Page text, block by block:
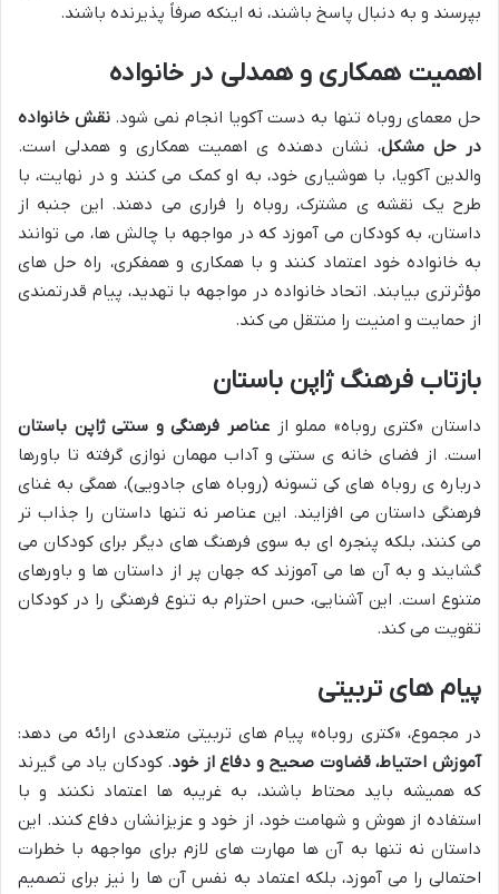
بپرسند و به دنبال پاسخ باشند، نه اینکه صرفاً پذیرنده باشند.
اهمیت همکاری و همدلی در خانواده
حل معمای روباه تنها به دست آکویا انجام نمی شود.نقش خانواده
در حل مشکل، نشان دهنده ی اهمیت همکاری و همدلی است.
والدین آکویا، با هوشیاری خود، به او کمک می کنند و در نهایت، با
طرح یک نقشه ی مشترک، روباه را فراری می دهند. این جنبه از
داستان، به کودکان می آموزد که در مواجهه با چالش ها، می توانند
به خانواده خود اعتماد کنند و با همکاری و همفکری، راه حل های
مؤثرتری بیابند. اتحاد خانواده در مواجهه با تهدید، پیام قدرتمندی
از حمایت و امنیت را منتقل می کند.
بازتاب فرهنگ ژاپن باستان
داستان «کتری روباه» مملو از عناصر فرهنگی و سنتی ژاپن باستان
است. از فضای خانه ی سنتی و آداب مهمان نوازی گرفته تا باورها
درباره ی روباه های کی تسونه (روباه های جادویی)، همگی به غنای
فرهنگی داستان می افزایند. این عناصر نه تنها داستان را جذاب تر
می کنند، بلکه پنجره ای به سوی فرهنگ های دیگر برای کودکان می
گشایند و به آن ها می آموزند که جهان پر از داستان ها و باورهای
متنوع است. این آشنایی، حس احترام به تنوع فرهنگی را در کودکان
تقویت می کند.
پیام های تربیتی
در مجموع، «کتری روباه» پیام های تربیتی متعددی ارائه می دهد:
آموزش احتیاط، قضاوت صحیح و دفاع از خود. کودکان یاد می گیرند
که همیشه باید محتاط باشند، به غریبه ها اعتماد نکنند و با
استفاده از هوش و شهامت خود، از خود و عزیزانشان دفاع کنند. این
داستان نه تنها به آن ها مهارت های لازم برای مواجهه با خطرات
احتمالی را می آموزد، بلکه اعتماد به نفس آن ها را نیز برای تصمیم